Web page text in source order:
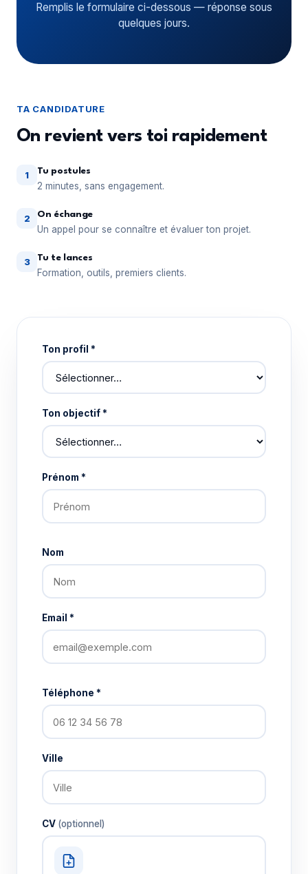
Remplis le formulaire ci-dessous — réponse sous
quelques jours.
TA CANDIDATURE
On revient vers toi rapidement
1 Tu postules
2 minutes, sans engagement.
2 On échange
Un appel pour se connaître et évaluer ton projet.
3 Tu te lances
Formation, outils, premiers clients.
Ton profil *
Ton objectif *
Prénom *
Nom
Email *
Téléphone *
Ville
CV (optionnel)